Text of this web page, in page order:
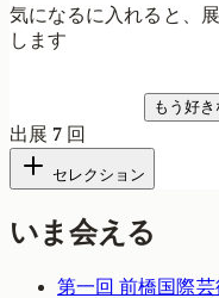
気になるに入れると、
します
もう好
出展 7 回
セレクション
いま会える
第一回 前橋国際芸